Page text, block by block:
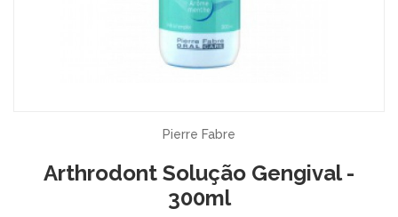
Pierre Fabre
Arthrodont Solução Gengival -
300ml